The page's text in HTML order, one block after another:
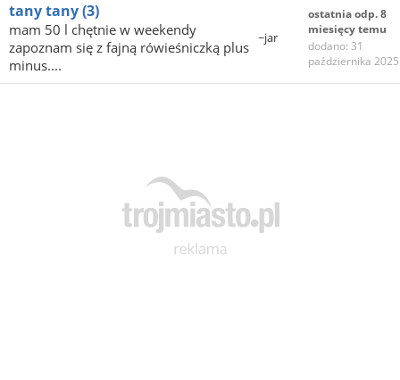
tany tany(3)
mam 50 l chętnie w weekendy
zapoznam się z fajną rówieśniczką plus
minus....
~jar
ostatnia odp. 8
miesięcy temu
dodano: 31
października 2025